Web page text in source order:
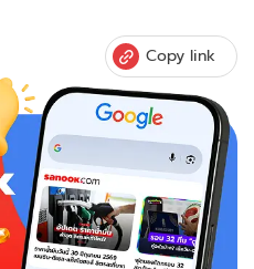
Copy link